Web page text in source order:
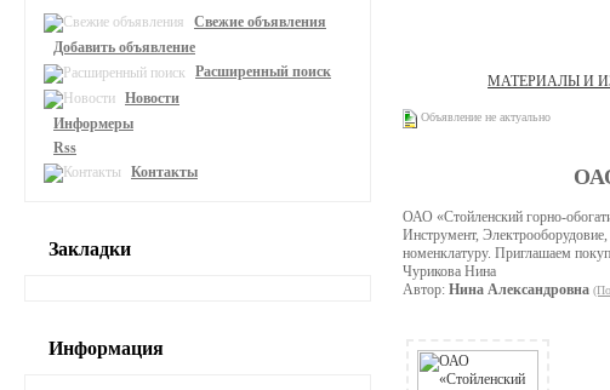
МАТЕРИАЛЫ И
Объявление не актуально
ОАО «Стойленский горно-
Инструмент,
номенклатуру. Приглашаем
Чурикова Нина
Автор: Нина Александровна
Свежие объявления
Добавить объявление
Расширенный поиск
Новости
Информеры
Rss
Контакты
Закладки
Информация